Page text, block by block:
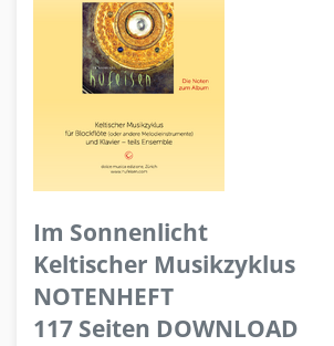
Im Sonnenlicht
Keltischer Musikzyklus
NOTENHEFT
117 Seiten DOWNLOAD